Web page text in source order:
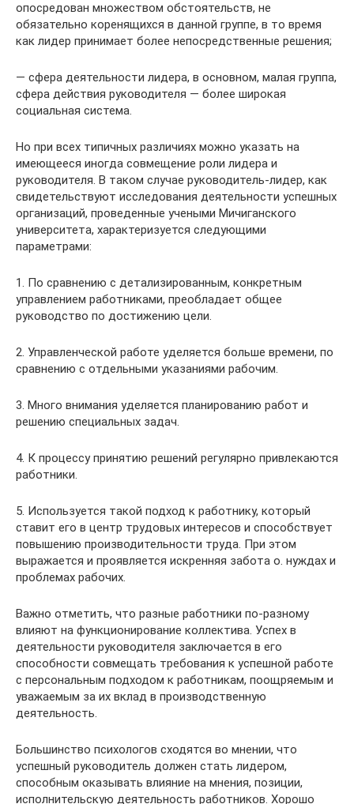
опосредован множеством обстоятельств, не
обязательно коренящихся в данной группе, в то время
как лидер принимает более непосредственные решения;
— сфера деятельности лидера, в основном, малая группа,
сфера действия руководителя — более широкая
социальная система.
Но при всех типичных различиях можно указать на
имеющееся иногда совмещение роли лидера и
руководителя. В таком случае руководитель-лидер, как
свидетельствуют исследования деятельности успешных
организаций, проведенные учеными Мичиганского
университета, характеризуется следующими
параметрами:
1. По сравнению с детализированным, конкретным
управлением работниками, преобладает общее
руководство по достижению цели.
2. Управленческой работе уделяется больше времени, по
сравнению с отдельными указаниями рабочим.
3. Много внимания уделяется планированию работ и
решению специальных задач.
4. К процессу принятию решений регулярно привлекаются
работники.
5. Используется такой подход к работнику, который
ставит его в центр трудовых интересов и способствует
повышению производительности труда. При этом
выражается и проявляется искренняя забота о. нуждах и
проблемах рабочих.
Важно отметить, что разные работники по-разному
влияют на функционирование коллектива. Успех в
деятельности руководителя заключается в его
способности совмещать требования к успешной работе
с персональным подходом к работникам, поощряемым и
уважаемым за их вклад в производственную
деятельность.
Большинство психологов сходятся во мнении, что
успешный руководитель должен стать лидером,
способным оказывать влияние на мнения, позиции,
исполнительскую деятельность работников. Хорошо